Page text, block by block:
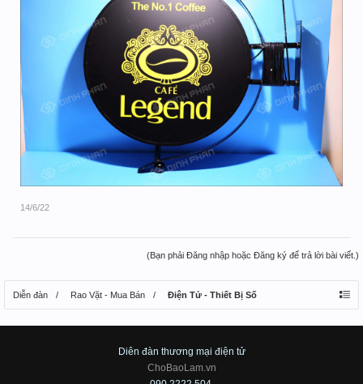
14/6/22
(Bạn phải Đăng nhập hoặc Đăng ký để trả lời bài viết.)
Diễn đàn Rao Vặt - Mua Bán Điện Tử - Thiết Bị Số
Diên đàn thương mại điện tử
ChoBaoLam.vn